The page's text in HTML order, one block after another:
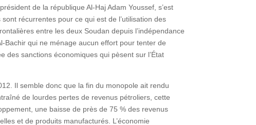
de la république Al-Haj Adam Youssef, s’est
récurrentes pour ce qui est de l’utilisation des
entre les deux Soudan depuis l’indépendance
Bachir qui ne ménage aucun effort pour tenter de
sanctions économiques qui pèsent sur l’État
Il semble donc que la fin du monopole ait rendu
de lourdes pertes de revenus pétroliers, cette
une baisse de près de 75 % des revenus
et de produits manufacturés. L’économie